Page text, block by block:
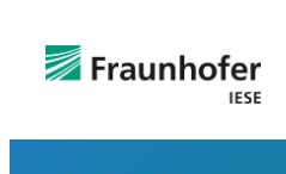
Inhalt
springen